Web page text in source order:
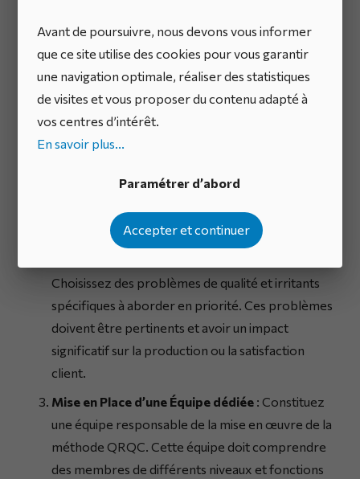
Avant de poursuivre, nous devons vous informer
que ce site utilise des cookies pour vous garantir
une navigation optimale, réaliser des statistiques
de visites et vous proposer du contenu adapté à
vos centres d’intérêt.
En savoir plus...
Paramétrer d’abord
Accepter et continuer
Voici les étapes essentielles pour démarrer et réussir
avec la méthode QRQC :
Formation et Sensibilisation: Avant de lancer la
méthode QRQC, il est crucial de former et de
sensibiliser tous les collaborateurs à ses principes
fonctionnement de la méthode, son importance,
et le rôle de chaque employé dans sa mise en
Choisissez des problèmes de qualité et irritants
spécifiques à aborder en priorité. Ces problèmes
doivent être pertinents et avoir un impact
significatif sur la production ou la satisfaction
client.
Mise en Place d’une Équipe dédiée : Constituez
une équipe responsable de la mise en œuvre de la
méthode QRQC. Cette équipe doit comprendre
des membres de différents niveaux et fonctions